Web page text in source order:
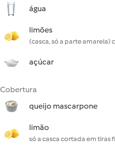
água
limões
(casca, só a parte amarela)
açúcar
Cobertura
queijo mascarpone
limão
só a casca cortada em tiras